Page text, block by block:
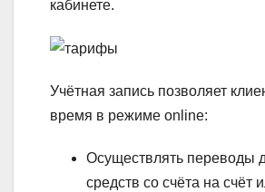
кабинете.
Учётная запись позволяет
время в режиме online:
Осуществлять переводы
средств со счёта на счёт